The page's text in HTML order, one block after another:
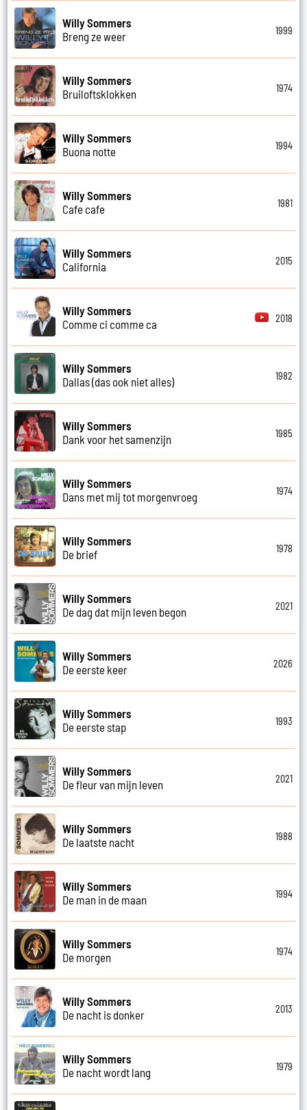
Willy Sommers
Breng ze weer
1999
Willy Sommers
Bruiloftsklokken
1974
Willy Sommers
Buona notte
1994
Willy Sommers
Cafe cafe
1981
Willy Sommers
California
2015
Willy Sommers
Comme ci comme ca
2018
Willy Sommers
Dallas (das ook niet alles)
1982
Willy Sommers
Dank voor het samenzijn
1985
Willy Sommers
Dans met mij tot morgenvroeg
1974
Willy Sommers
De brief
1978
Willy Sommers
De dag dat mijn leven begon
2021
Willy Sommers
De eerste keer
2026
Willy Sommers
De eerste stap
1993
Willy Sommers
De fleur van mijn leven
2021
Willy Sommers
De laatste nacht
1988
Willy Sommers
De man in de maan
1994
Willy Sommers
De morgen
1974
Willy Sommers
De nacht is donker
2013
Willy Sommers
De nacht wordt lang
1979